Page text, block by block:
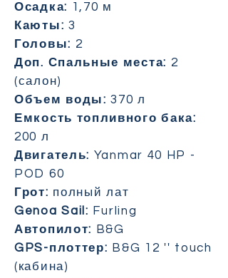
Осадка: 1,70 м
Каюты: 3
Головы: 2
Доп. Спальные места: 2
(салон)
Объем воды: 370 л
Емкость топливного бака:
200 л
Двигатель: Yanmar 40 HP -
POD 60
Грот: полный лат
Genoa Sail: Furling
Автопилот:
B&G
GPS-плоттер: B&G 12 '' touch
(кабина)